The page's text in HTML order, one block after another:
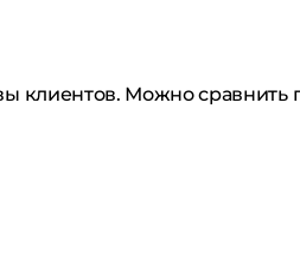
клиентов. Можно сравнить